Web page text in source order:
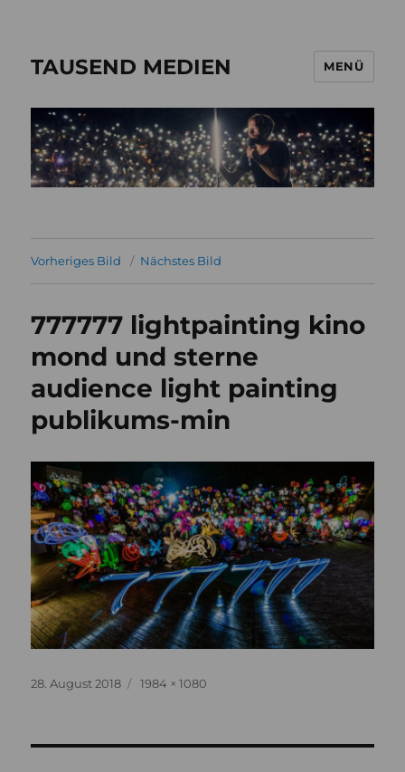
TAUSEND MEDIEN MENÜ
Vorheriges Bild Nächstes Bild
777777 lightpainting kino
mond und sterne
audience light painting
publikums-min
Veröffentlicht
28. August 2018 Originalgröße
1984 × 1080